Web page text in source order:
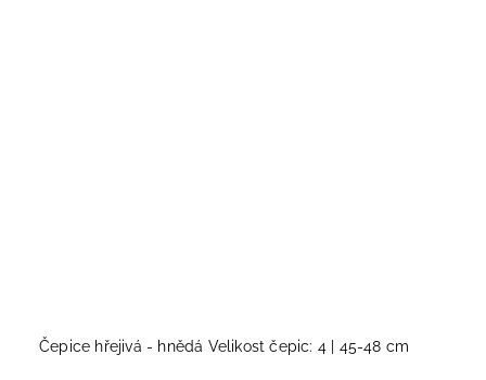
Čepice hřejivá - hnědá Velikost čepic: 4 | 45-48 cm